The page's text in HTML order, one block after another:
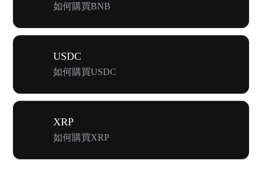
如何購買BNB
USDC
如何購買USDC
XRP
如何購買XRP